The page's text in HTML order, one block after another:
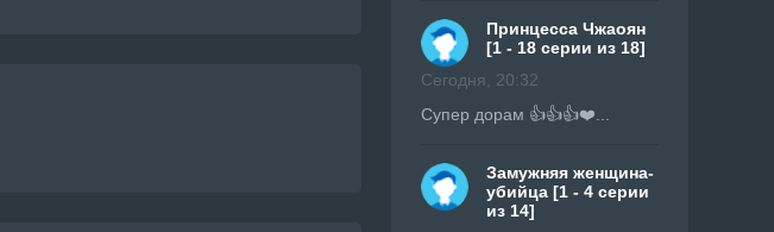
Принцесса Чжаоян
[1 - 18 серии из 18]
Сегодня, 20:32
Супер дорам 👍👍👍❤️...
Замужняя женщина-
убийца [1 - 4 серии
из 14]